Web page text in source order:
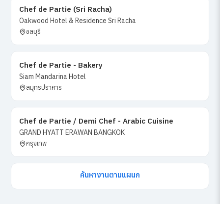
Chef de Partie (Sri Racha)
Oakwood Hotel & Residence Sri Racha
ชลบุรี
Chef de Partie - Bakery
Siam Mandarina Hotel
สมุทรปราการ
Chef de Partie / Demi Chef - Arabic Cuisine
GRAND HYATT ERAWAN BANGKOK
กรุงเทพ
ค้นหางานตามแผนก